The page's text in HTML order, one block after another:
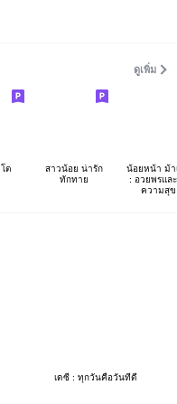
ดูเพิ่ม
ต
สาวน้อย น่ารัก
ทักทาย
น้อยหน้า ม้า
: อวยพรแล
ความสุข
เดซี่ : ทุกวันคือวันที่ดี